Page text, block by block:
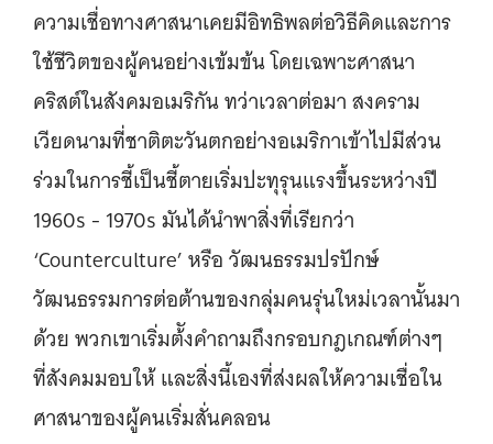
ความเชื่อทางศาสนาเคยมีอิทธิพลต่อวิธีคิดและการ
ใช้ชีวิตของผู้คนอย่างเข้มข้น โดยเฉพาะศาสนา
คริสต์ในสังคมอเมริกัน ทว่าเวลาต่อมา สงคราม
เวียดนามที่ชาติตะวันตกอย่างอเมริกาเข้าไปมีส่วน
ร่วมในการชี้เป็นชี้ตายเริ่มปะทุรุนแรงขึ้นระหว่างปี
1960s - 1970s มันได้นำพาสิ่งที่เรียกว่า
‘Counterculture’ หรือ วัฒนธรรมปรปักษ์
วัฒนธรรมการต่อต้านของกลุ่มคนรุ่นใหม่เวลานั้นมา
ด้วย พวกเขาเริ่มต้ังคำถามถึงกรอบกฎเกณฑ์ต่างๆ
ที่สังคมมอบให้ และสิ่งนี้เองที่ส่งผลให้ความเชื่อใน
ศาสนาของผู้คนเริ่มสั่นคลอน